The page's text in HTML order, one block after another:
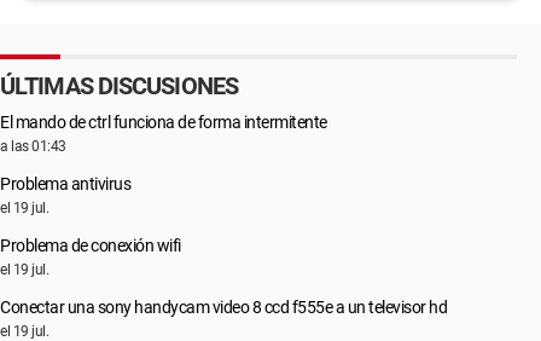
ÚLTIMAS DISCUSIONES
El mando de ctrl funciona de forma intermitente
a las 01:43
Problema antivirus
el 19 jul.
Problema de conexión wifi
el 19 jul.
Conectar una sony handycam video 8 ccd f555e a un televisor hd
el 19 jul.